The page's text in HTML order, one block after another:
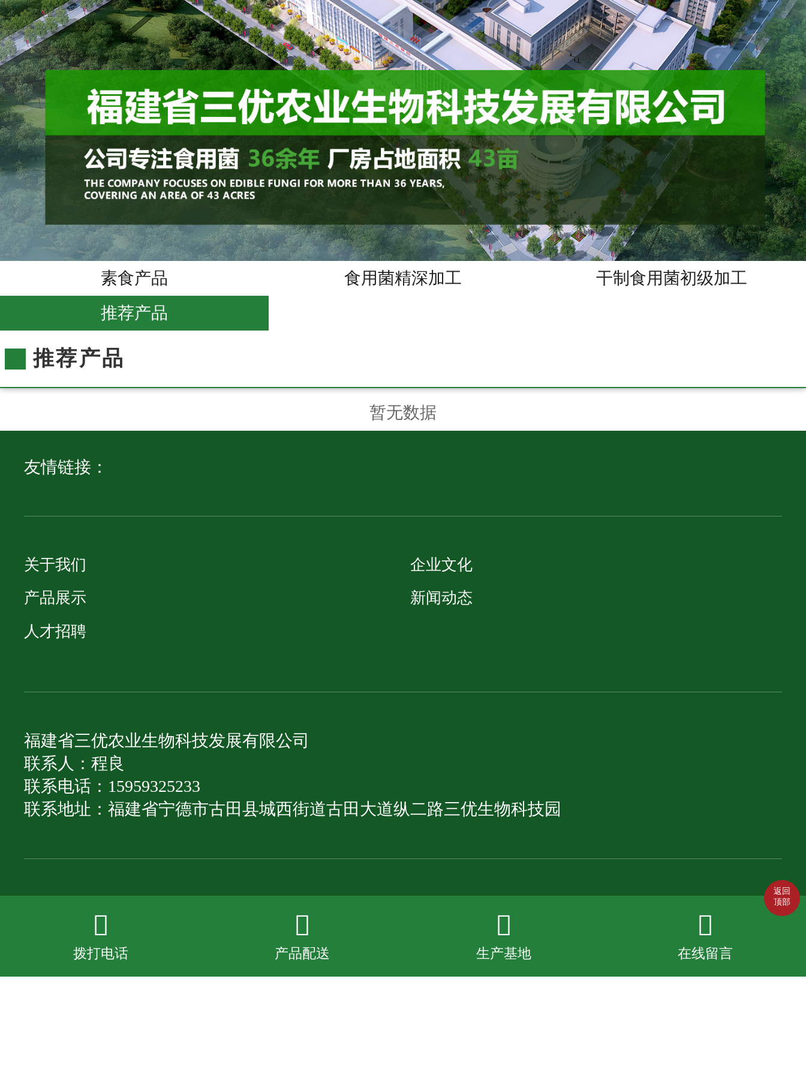
素食产品 食用菌精深加工
干制食用菌初级加工
推荐产品
推荐产品
暂无数据
友情链接：
关于我们
企业文化
产品展示
新闻动态
人才招聘
福建省三优农业生物科技发展有限公司
联系人：程良
联系电话：15959325233
联系地址：福建省宁德市古田县城西街道古田大道纵二路三优生物科技园
拨打电话 产品配送 生产基地 在线留言
拨打电话 产品配送 生产基地 在线留言
返回
顶部